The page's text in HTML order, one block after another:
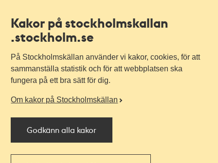
Kakor på stockholmskallan
.stockholm.se
På Stockholmskällan använder vi kakor, cookies, för att
sammanställa statistik och för att webbplatsen ska
fungera på ett bra sätt för dig.
Om kakor på Stockholmskällan
Godkänn alla kakor